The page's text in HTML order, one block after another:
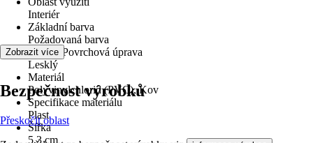
Interiér
Základní barva
Požadovaná barva
Povrch/Povrchová úprava
Lesklý
Materiál
Polyvinylchlorid (PVC), Kov
Specifikace materiálu
Plast
Šířka
5,3 cm
Zobrazit více
Bezpečnost výrobků
Přeskočit oblast